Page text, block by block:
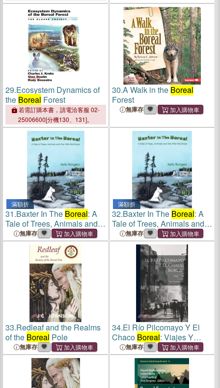
29.Ecosystem Dynamics of
the Boreal Forest
若需訂購本書，請電洽客服 02-
25006600[分機130、131]。
30.A Walk in the Boreal
Forest
無庫存
滿額折
31.Baxter In The Boreal: A
Tale of Trees, Animals and
the Wild We Share
無庫存
滿額折
32.Baxter In The Boreal: A
Tale of Trees, Animals and
the Wild We Share
無庫存
33.Redleaf and the Realms
of the Boreal Pole
無庫存
34.El Río Pilcomayo Y El
Chaco Boreal: Viajes Y
Exploraciones...
無庫存